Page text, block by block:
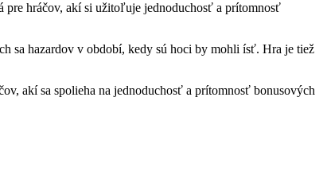
pre hráčov, akí si užitoľuje jednoduchosť a prítomnosť
sa hazardov v období, kedy sú hoci by mohli ísť. Hra je tiež
akí sa spolieha na jednoduchosť a prítomnosť bonusových